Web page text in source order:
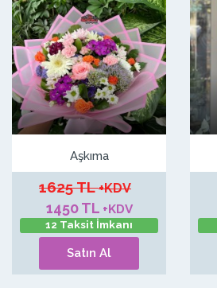
Aşkıma
1625 TL+KDV
1450 TL +KDV
12 Taksit İmkanı
Satın Al